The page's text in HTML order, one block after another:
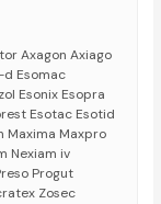
Axagon Axiago
d Esomac
Esonix Esopra
Esotac Esotid
Maxima Maxpro
Nexiam iv
Progut
Zosec